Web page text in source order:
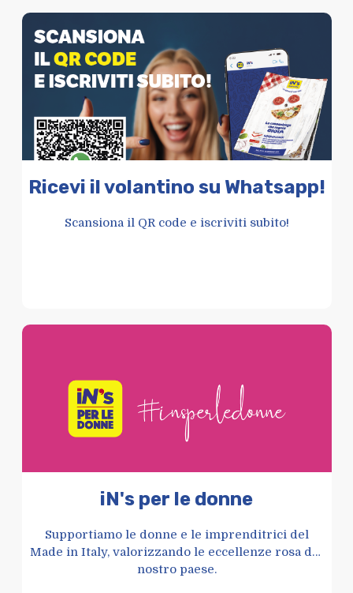
Ricevi il volantino su Whatsapp!
Scansiona il QR code e iscriviti subito!
iN's per le donne
Supportiamo le donne e le imprenditrici del
Made in Italy, valorizzando le eccellenze rosa del
nostro paese.